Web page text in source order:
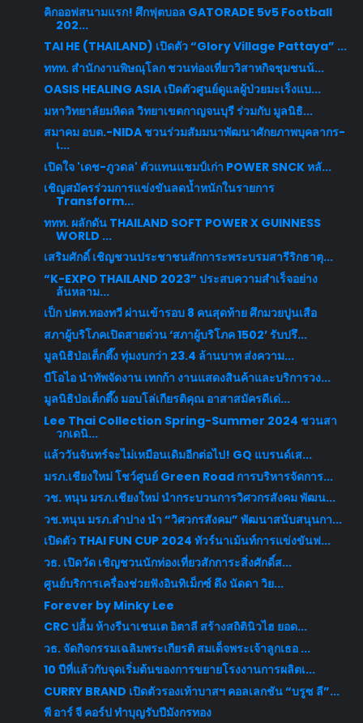
คิกออฟสนามแรก! ศึกฟุตบอล GATORADE 5v5 Football
202...
TAI HE (THAILAND) เปิดตัว “Glory Village Pattaya” ...
ททท. สำนักงานพิษณุโลก ชวนท่องเที่ยววิสาหกิจชุมชนน้...
OASIS HEALING ASIA เปิดตัวศูนย์ดูแลผู้ป่วยมะเร็งแบ...
มหาวิทยาลัยมหิดล วิทยาเขตกาญจนบุรี ร่วมกับ มูลนิธิ...
สมาคม อบต.-NIDA ชวนร่วมสัมมนาพัฒนาศักยภาพบุคลากร-
เ...
เปิดใจ 'เดช-ภูวดล' ตัวแทนแชมป์เก่า POWER SNCK หลั...
เชิญสมัครร่วมการแข่งขันลดน้ำหนักในรายการ
Transform...
ททท. ผลักดัน THAILAND SOFT POWER X GUINNESS
WORLD ...
เสริมศักดิ์ เชิญชวนประชาชนสักการะพระบรมสารีริกธาตุ...
“K-EXPO THAILAND 2023” ประสบความสำเร็จอย่าง
ล้นหลาม...
เป็ก ปตท.ทองทวี ผ่านเข้ารอบ 8 คนสุดท้าย ศึกมวยปูนเสือ
สภาผู้บริโภคเปิดสายด่วน ‘สภาผู้บริโภค 1502’ รับปรึ...
มูลนิธิป่อเต็กตึ๊ง ทุ่มงบกว่า 23.4 ล้านบาท ส่งความ...
บีโอไอ นำทัพจัดงาน เทกก้า งานแสดงสินค้าและบริการวง...
มูลนิธิป่อเต็กตึ๊ง มอบโล่เกียรติคุณ อาสาสมัครดีเด่...
Lee Thai Collection Spring-Summer 2024 ชวนสา
วกเดนิ...
แล้ววันจันทร์จะไม่เหมือนเดิมอีกต่อไป! GQ แบรนด์เส...
มรภ.เชียงใหม่ โชว์ศูนย์ Green Road การบริหารจัดการ...
วช. หนุน มรภ.เชียงใหม่ นำกระบวนการวิศวกรสังคม พัฒน...
วช.หนุน มรภ.ลำปาง นำ “วิศวกรสังคม” พัฒนาสนับสนุนกา...
เปิดตัว THAI FUN CUP 2024 ทัวร์นาเม้นท์การแข่งขันฟ...
วธ. เปิดวัด เชิญชวนนักท่องเที่ยวสักการะสิ่งศักดิ์ส...
ศูนย์บริการเครื่องช่วยฟังอินทิเม็กซ์ ดึง นัดดา วิย...
Forever by Minky Lee
CRC ปลื้ม ห้างรีนาเชนเต อิตาลี สร้างสถิตินิวไฮ ยอด...
วธ. จัดกิจกรรมเฉลิมพระเกียรติ สมเด็จพระเจ้าลูกเธอ ...
10 ปีที่แล้วกับจุดเริ่มต้นของการขยายโรงงานการผลิตเ...
CURRY BRAND เปิดตัวรองเท้าบาสฯ คอลเลกชัน “บรูซ ลี”...
พี อาร์ จี คอร์ป ทำบุญรับปีมังกรทอง